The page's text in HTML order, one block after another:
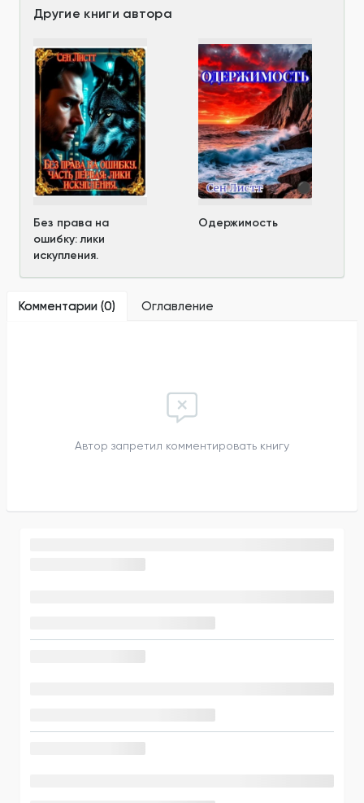
Другие книги автора
Без права на
ошибку: лики
искупления.
Одержимость
Комментарии (0) Оглавление
Автор запретил комментировать книгу